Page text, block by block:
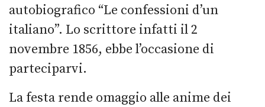
autobiografico “Le confessioni d’un
italiano”. Lo scrittore infatti il 2
novembre 1856, ebbe l’occasione di
parteciparvi.
La festa rende omaggio alle anime dei